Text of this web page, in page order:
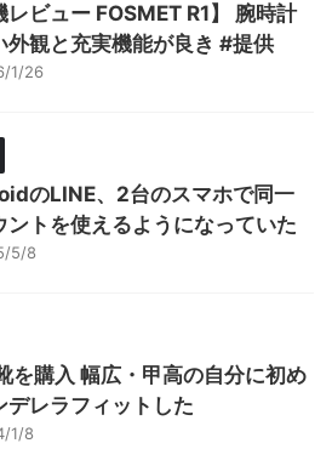
レビュー FOSMET R1】 腕時計
外観と充実機能が良き #提供
1/26
のLINE、2台のスマホで同一
ントを使えるようになっていた
5/8
を購入 幅広・甲高の自分に初め
デレラフィットした
1/8